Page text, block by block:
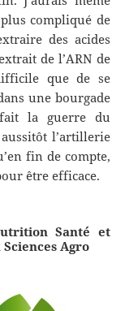
compliqué de
des acides
de l’ARN de
que de se
une bourgade
la guerre du
l’artillerie
fin de compte,
être efficace.
Santé et
Agro